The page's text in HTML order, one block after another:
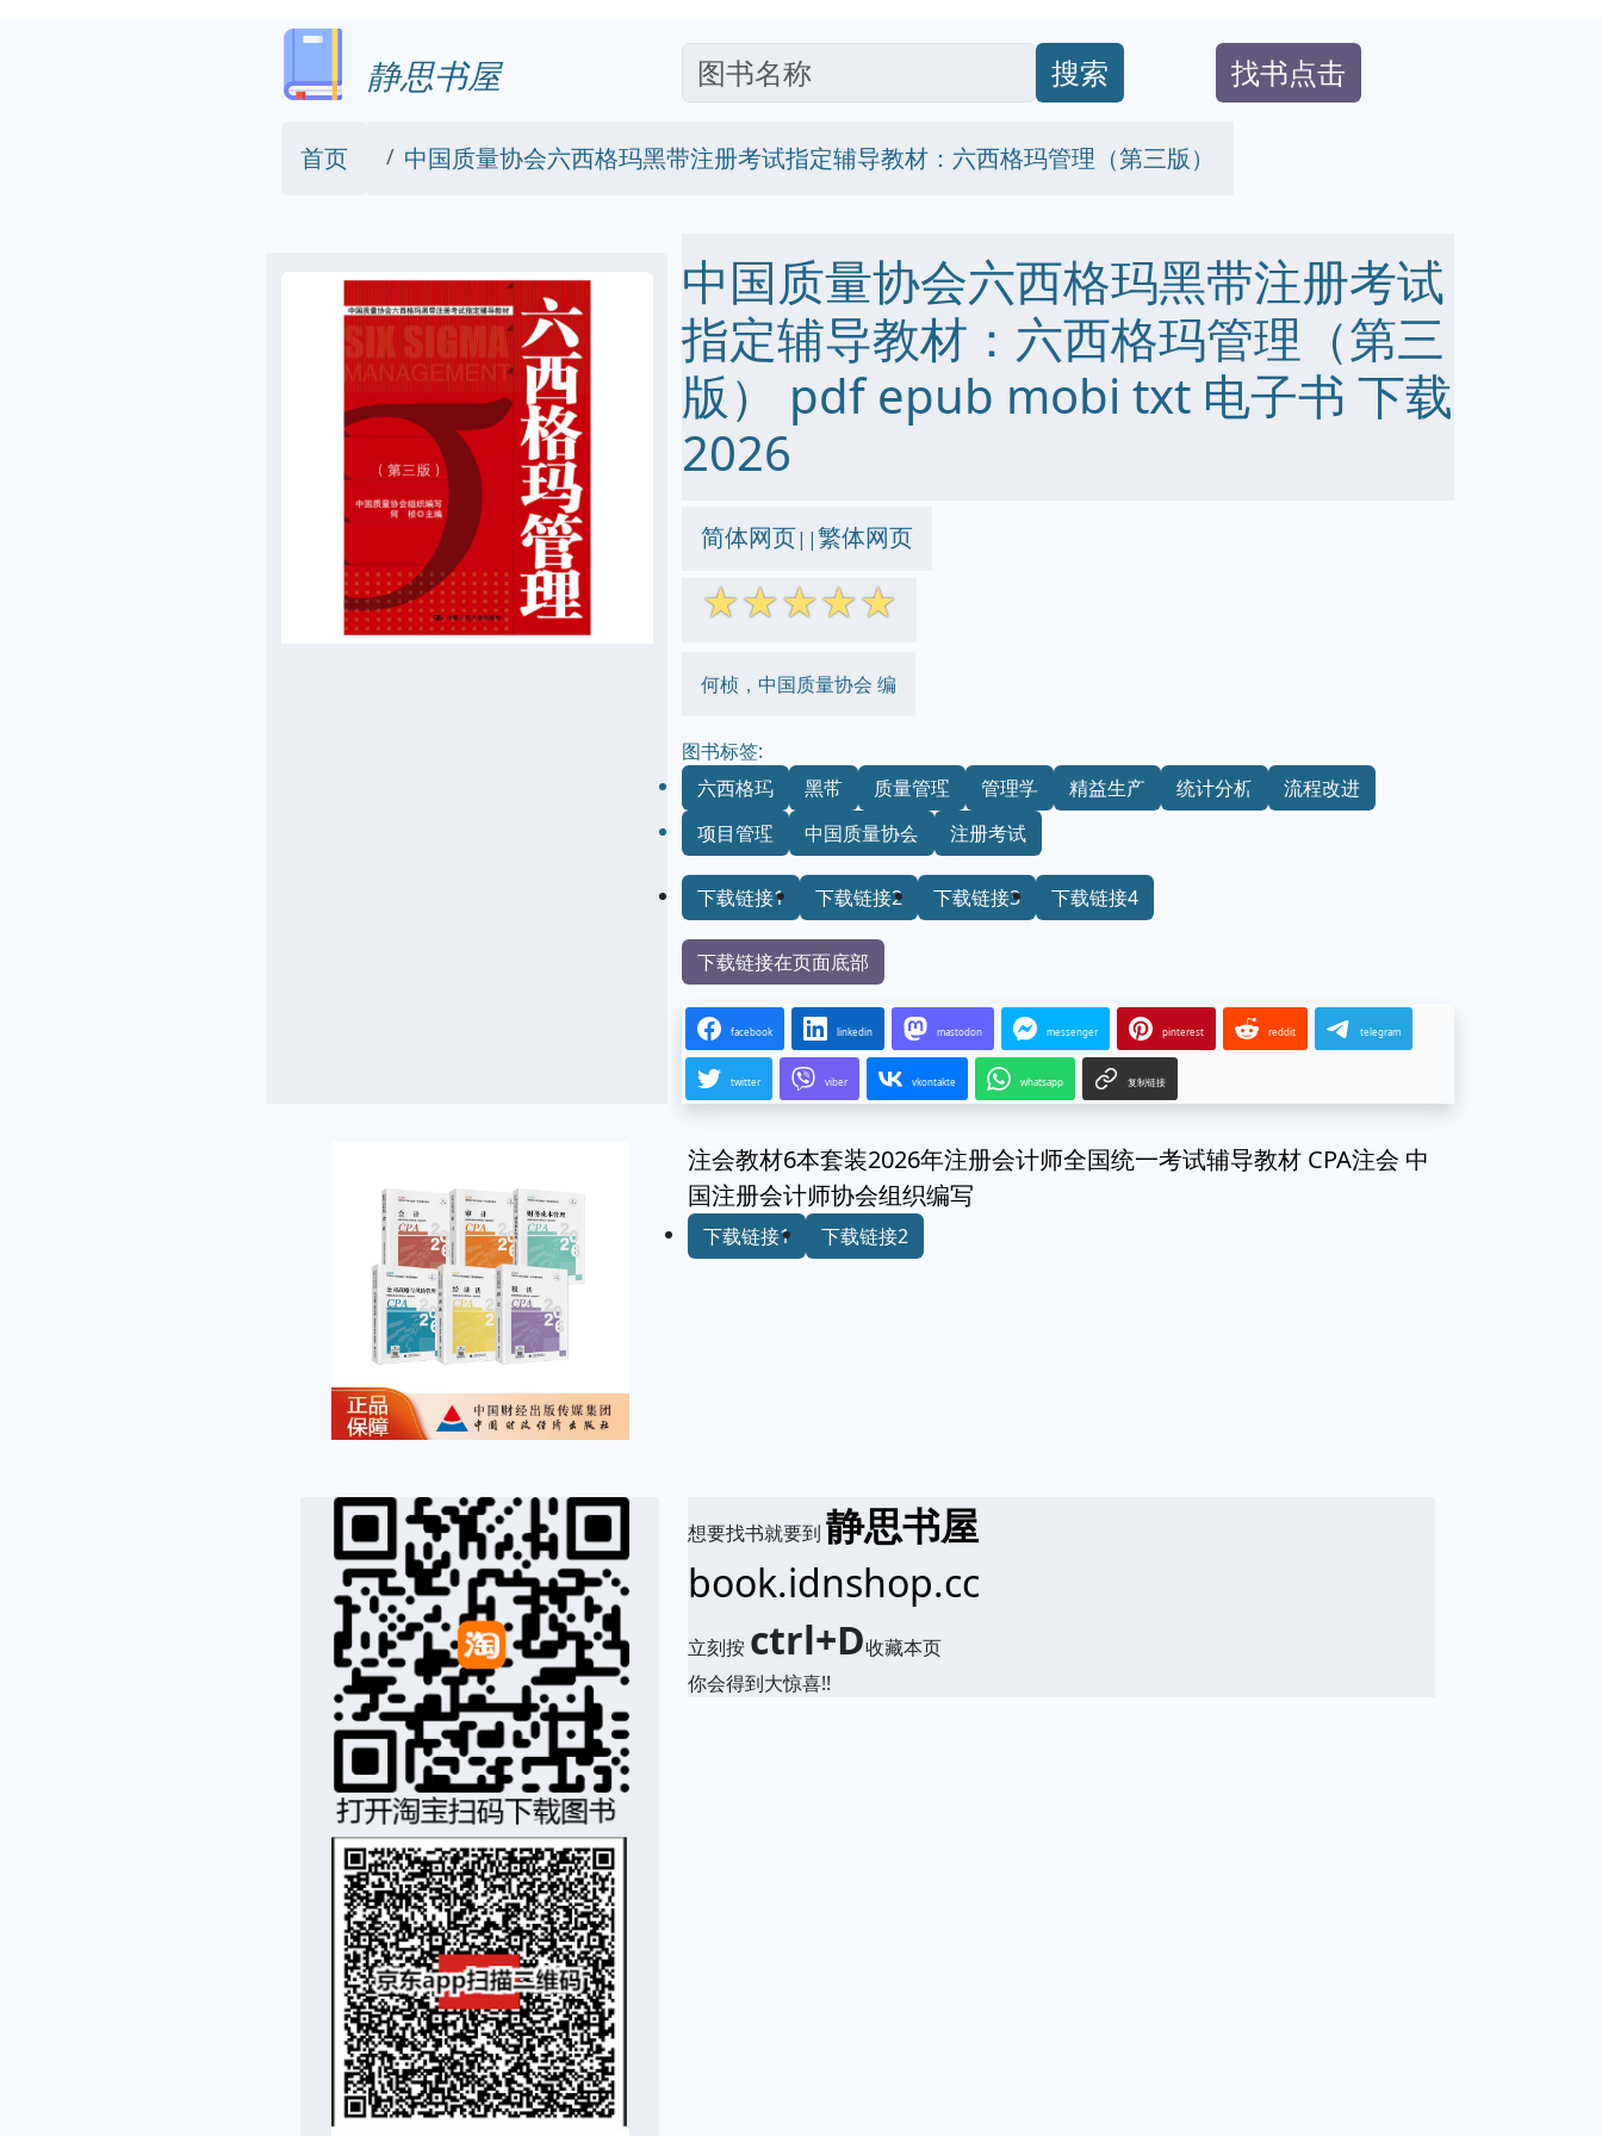
静思书屋 搜索 找书点击
首页 中国质量协会六西格玛黑带注册考试指定辅导教材：六西格玛管理（第三版）
中国质量协会六西格玛黑带注册考试
指定辅导教材：六西格玛管理（第三
版） pdf epub mobi txt 电子书 下载
2026
简体网页||繁体网页
☆☆☆☆☆
何桢，中国质量协会 编
图书标签:
六西格玛
黑带 质量管理 管理学 精益生产 统计分析
流程改进
项目管理
中国质量协会 注册考试
下载链接1 下载链接2 下载链接3 下载链接4
下载链接在页面底部
facebook linkedin mastodon messenger pinterest reddit telegram
twitter viber vkontakte whatsapp 复制链接
注会教材6本套装2026年注册会计师全国统一考试辅导教材 CPA注会 中
国注册会计师协会组织编写
下载链接1 下载链接2
想要找书就要到静思书屋
book.idnshop.cc
立刻按 ctrl+D收藏本页
你会得到大惊喜!!